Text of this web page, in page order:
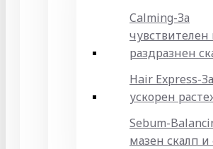
Calming-За
чувствителен
раздразнен
Hair Express-За
ускорен
Sebum-
мазен скалп и